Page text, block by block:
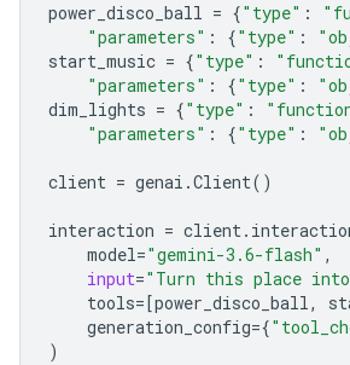
power_disco_ball = {"type" :
"parameters" : {"type" :
start_music = {"type" :
"parameters" : {"type" :
dim_lights = {"type" :
"parameters" : {"type" :
client = genai .Client()
interaction = client.
model="gemini-3.6-flash" ,
input="Turn this place
tools= [power_disco_ball,
generation_config={
)